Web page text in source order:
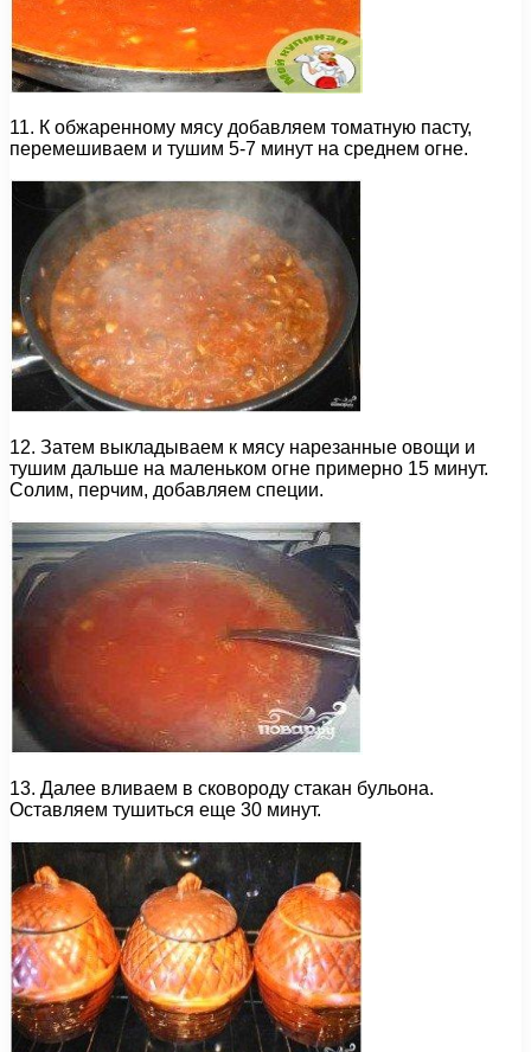
11. К обжаренному мясу добавляем томатную пасту,
перемешиваем и тушим 5-7 минут на среднем огне.
12. Затем выкладываем к мясу нарезанные овощи и
тушим дальше на маленьком огне примерно 15 минут.
Солим, перчим, добавляем специи.
13. Далее вливаем в сковороду стакан бульона.
Оставляем тушиться еще 30 минут.